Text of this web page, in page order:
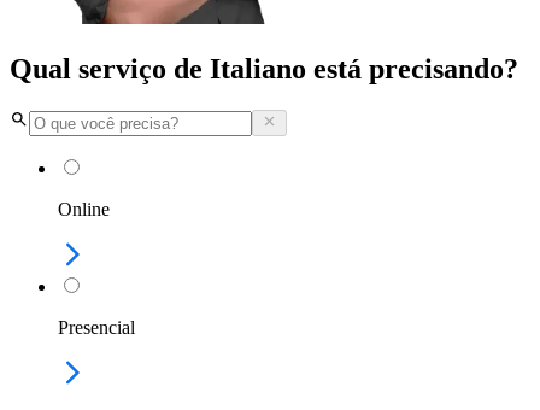
Qual serviço de Italiano está precisando?
Online
Presencial